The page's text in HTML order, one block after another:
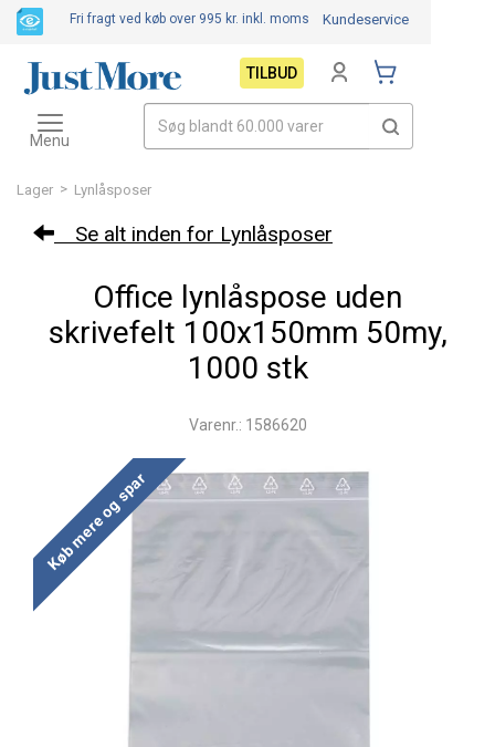
Lager > Lynlåsposer
Se alt inden for Lynlåsposer
Office lynlåspose uden
skrivefelt 100x150mm 50my,
1000 stk
Varenr.: 1586620
Køb mere og spar
Fri fragt ved køb over 995 kr. inkl. moms Kundeservice
TILBUD
Toggle
navigation
Menu